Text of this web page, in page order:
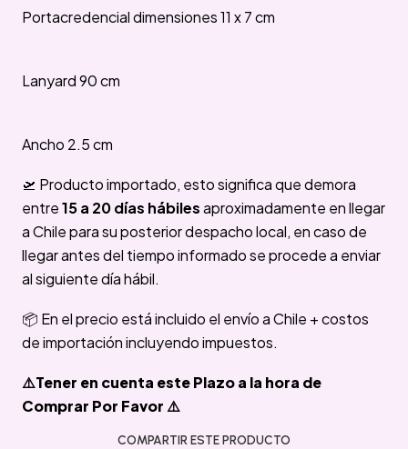
Portacredencial dimensiones 11 x 7 cm
Lanyard 90 cm
Ancho 2.5 cm
🛫 Producto importado, esto significa que demora
entre15 a 20 días hábilesaproximadamente en llegar
a Chile para su posterior despacho local, en caso de
llegar antes del tiempo informado se procede a enviar
al siguiente día hábil.
📦 En el precio está incluido el envío a Chile + costos
de importación incluyendo impuestos.
⚠️Tener en cuenta este Plazo a la hora de
Comprar Por Favor ⚠️
COMPARTIR ESTE PRODUCTO